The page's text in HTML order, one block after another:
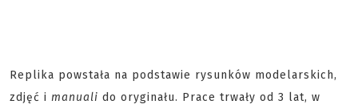
Replika powstała na podstawie rysunków modelarskich,
zdjęć i manuali do oryginału. Prace trwały od 3 lat, w